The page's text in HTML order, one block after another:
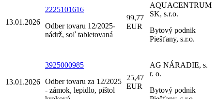
13.01.2026
2225101616
Odber tovaru 12/2025-
nádrž, soľ tabletovaná
99,77
EUR
AQUACENTRUM
SK, s.r.o.
Bytový podnik
Piešťany, s.r.o.
13.01.2026
3925000985
Odber tovaru za 12/2025
- zámok, lepidlo, pištol
25,47
EUR
AG NÁRADIE, s.
r. o.
Bytový podnik